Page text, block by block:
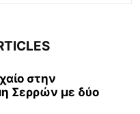
στην
Σερρών με δύο